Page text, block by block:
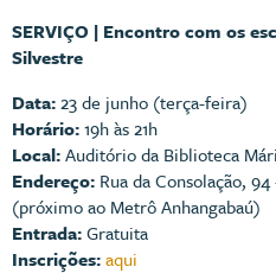
SERVIÇO | Encontro com os
Silvestre
Data:23 de junho (terça-feira)
Horário:19h às 21h
Local:Auditório da Biblioteca
Endereço: Rua da Consolação,
(próximo ao Metrô Anhangabaú)
Entrada:Gratuita
Inscrições:aqui